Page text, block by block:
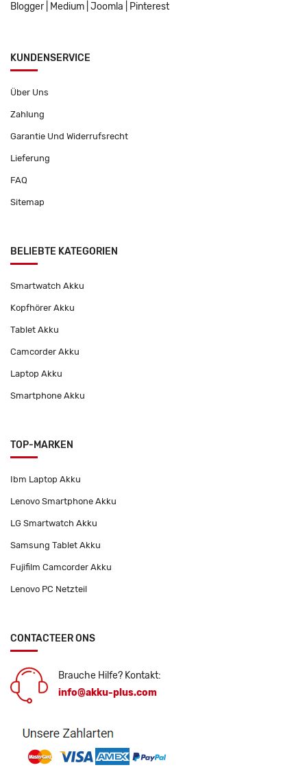
Blogger
Medium Joomla Pinterest
KUNDENSERVICE
Über Uns
Zahlung
Garantie Und Widerrufsrecht
Lieferung
FAQ
Sitemap
BELIEBTE KATEGORIEN
Smartwatch Akku
Kopfhörer Akku
Tablet Akku
Camcorder Akku
Laptop Akku
Smartphone Akku
TOP-MARKEN
Ibm Laptop Akku
Lenovo Smartphone Akku
LG Smartwatch Akku
Samsung Tablet Akku
Fujifilm Camcorder Akku
Lenovo PC Netzteil
CONTACTEER ONS
Brauche Hilfe? Kontakt:
info@akku-plus.com